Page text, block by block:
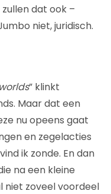
dat ook –
niet, juridisch.
” klinkt
Maar dat een
nu opeens gaat
en zegelacties
ik zonde. En dan
na een kleine
niet zoveel voordeel